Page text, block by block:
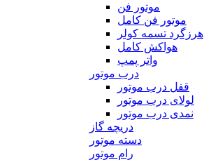
موتور فن
موتور فن کامل
هرزگرد تسمه کولر
هواکش کامل
واتر پمپ
درب موتور
قفل درب موتور
لولای درب موتور
نمدی درب موتور
دریچه گاز
دسته موتور
رام موتور